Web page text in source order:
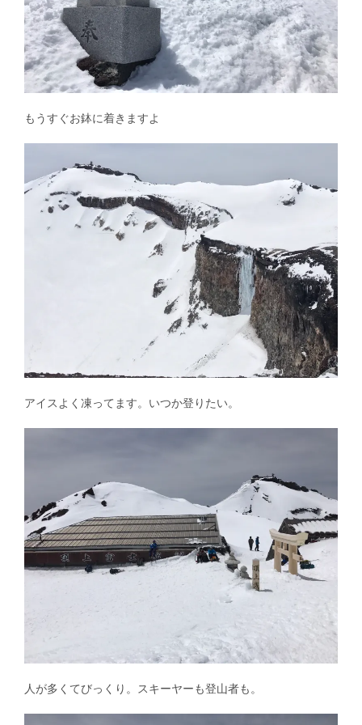
もうすぐお鉢に着きますよ
アイスよく凍ってます。いつか登りたい。
人が多くてびっくり。スキーヤーも登山者も。